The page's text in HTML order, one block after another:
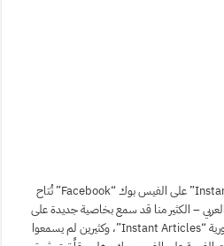
خدمة المقالات الفورية “Instant Articles” على الفيس بوك “Facebook” تُتاح
الموقع العربي – الكثير منا قد سمع بخاصية جديدة على
الفيس بوك تحمل إسم المقالات الفورية “Instant Articles”، وكثيرين لم يسمعوا